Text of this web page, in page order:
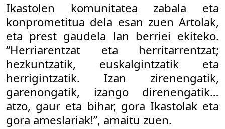
Ikastolen komunitatea zabala eta
konprometitua dela esan zuen Artolak,
eta prest gaudela lan berriei ekiteko.
“Herriarentzat eta herritarrentzat;
hezkuntzatik, euskalgintzatik eta
herrigintzatik. Izan zirenengatik,
garenongatik, izango direnengatik…
atzo, gaur eta bihar, gora Ikastolak eta
gora ameslariak!”, amaitu zuen.